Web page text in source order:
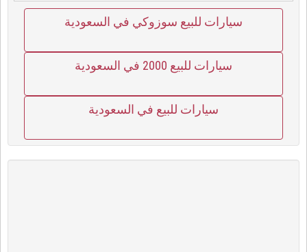
سيارات للبيع سوزوكي في السعودية
سيارات للبيع 2000 في السعودية
سيارات للبيع في السعودية